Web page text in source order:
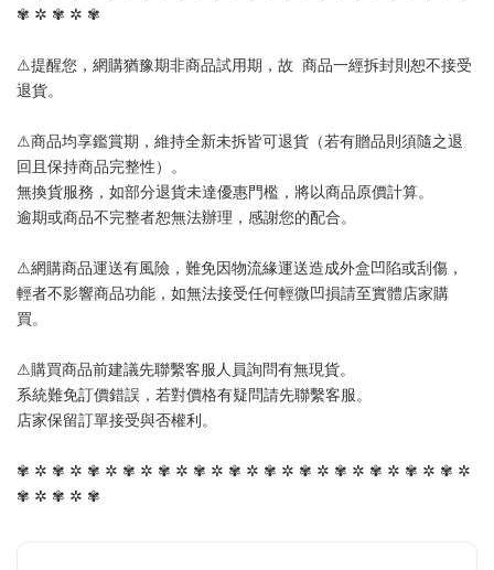
✾ ✲ ✾ ✲ ✾
⚠提醒您，網購猶豫期非商品試用期，故  商品一經拆封則恕不接受
退貨。
⚠商品均享鑑賞期，維持全新未拆皆可退貨（若有贈品則須隨之退
回且保持商品完整性）。
無換貨服務，如部分退貨未達優惠門檻，將以商品原價計算。
逾期或商品不完整者恕無法辦理，感謝您的配合。
⚠網購商品運送有風險，難免因物流緣運送造成外盒凹陷或刮傷，
輕者不影響商品功能，如無法接受任何輕微凹損請至實體店家購
買。
⚠購買商品前建議先聯繫客服人員詢問有無現貨。
系統難免訂價錯誤，若對價格有疑問請先聯繫客服。
店家保留訂單接受與否權利。
✾ ✲ ✾ ✲ ✾ ✲ ✾ ✲ ✾ ✲ ✾ ✲ ✾ ✲ ✾ ✲ ✾ ✲ ✾ ✲ ✾ ✲ ✾ ✲ ✾ ✲
✾ ✲ ✾ ✲ ✾